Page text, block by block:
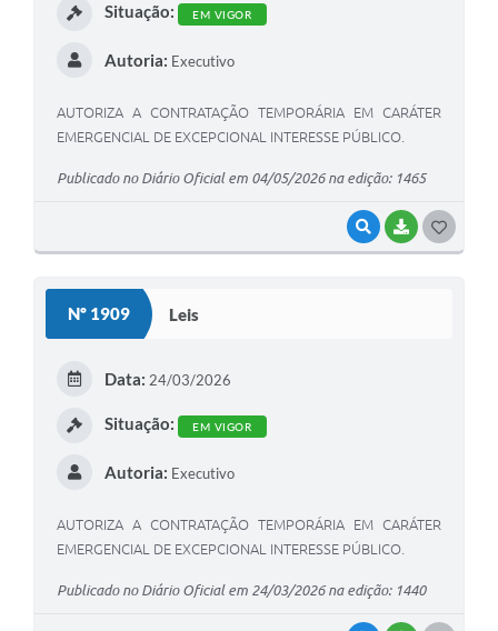
VISUALIZAR
BAIXAR
Situação: EM VIGOR
Autoria: Executivo
AUTORIZA A CONTRATAÇÃO TEMPORÁRIA EM CARÁTER
EMERGENCIAL DE EXCEPCIONAL INTERESSE PÚBLICO.
Publicado no Diário Oficial em 04/05/2026 na edição: 1465
Nº 1909 Leis
Data: 24/03/2026
Situação: EM VIGOR
Autoria: Executivo
AUTORIZA A CONTRATAÇÃO TEMPORÁRIA EM CARÁTER
EMERGENCIAL DE EXCEPCIONAL INTERESSE PÚBLICO.
Publicado no Diário Oficial em 24/03/2026 na edição: 1440